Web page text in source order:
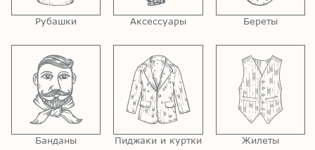
Рубашки Аксессуары Береты
Банданы Пиджаки и куртки Жилеты